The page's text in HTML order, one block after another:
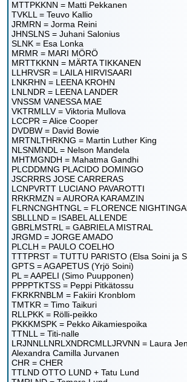
MTTPKKNN = Matti Pekkanen
TVKLL = Teuvo Kallio
JRMRN = Jorma Reini
JHNSLNS = Juhani Salonius
SLNK = Esa Lonka
MRMR = MARI MÖRÖ
MRTTKKNN = MÄRTA TIKKANEN
LLHRVSR = LAILA HIRVISAARI
LNKRHN = LEENA KROHN
LNLNDR = LEENA LANDER
VNSSM VANESSA MAE
VKTRMLLV = Viktoria Mullova
LCCPR = Alice Cooper
DVDBW = David Bowie
MRTNLTHRKNG = Martin Luther King
NLSNMNDL = Nelson Mandela
MHTMGNDH = Mahatma Gandhi
PLCDDMNG PLACIDO DOMINGO
JSCRRRS JOSE CARRERAS
LCNPVRTT LUCIANO PAVAROTTI
RRKRMZN = AURORA KARAMZIN
FLRNCNGHTNGL = FLORENCE
SBLLLND = ISABEL ALLENDE
GBRLMSTRL = GABRIELA MISTRAL
JRGMD = JORGE AMADO
PLCLH = PAULO COELHO
TTTPRST = TUTTU PARISTO (Elsa Soini ja
GPTS = AGAPETUS (Yrjö Soini)
PL = AAPELI (Simo Puupponen)
PPPPTKTSS = Peppi Pitkätossu
FKRKRNBLM = Fakiiri Kronblom
TMTKR = Timo Taikuri
RLLPKK = Rölli-peikko
PKKKMSPK = Pekko Aikamiespoika
TTNLL = Titi-nalle
LRJNNLLNRLXNDRCMLLJRVNN = Laura
Alexandra Camilla Jurvanen
CHR = CHER
TTLND OTTO LUND + Tatu Lund